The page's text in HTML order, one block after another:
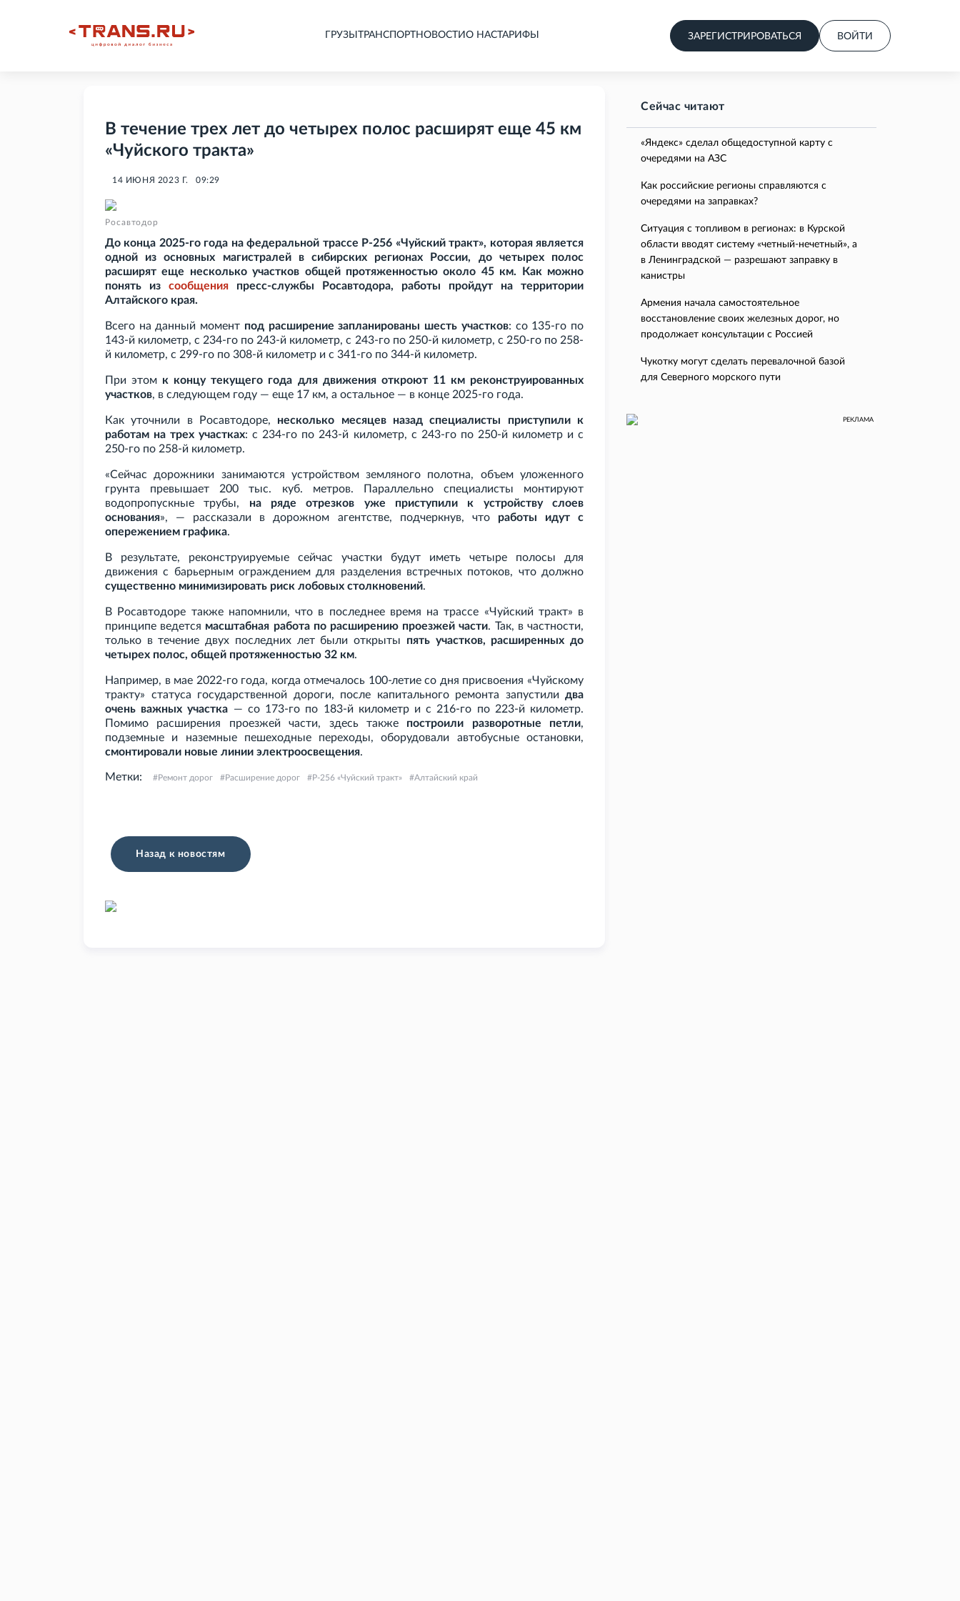
ГРУЗЫ ТРАНСПОРТНОВОСТИ О НАСТАРИФЫ ЗАРЕГИСТРИРОВАТЬСЯ ВОЙТИ
В течение трех лет до четырех полос расширят еще 45 км
«Чуйского тракта»
14 ИЮНЯ 2023 Г. 09:29
Росавтодор
До конца 2025-го года на федеральной трассе Р-256 «Чуйский тракт», которая является
одной из основных магистралей в сибирских регионах России, до четырех полос
расширят еще несколько участков общей протяженностью около 45 км. Как можно
понять из сообщения пресс-службы Росавтодора, работы пройдут на территории
Алтайского края.
Всего на данный момент под расширение запланированы шесть участков: со 135-го по
143-й километр, с 234-го по 243-й километр, с 243-го по 250-й километр, с 250-го по 258-
й километр, с 299-го по 308-й километр и с 341-го по 344-й километр.
При этом к концу текущего года для движения откроют 11 км реконструированных
участков, в следующем году — еще 17 км, а остальное — в конце 2025-го года.
Как уточнили в Росавтодоре, несколько месяцев назад специалисты приступили к
работам на трех участках: с 234-го по 243-й километр, с 243-го по 250-й километр и с
250-го по 258-й километр.
«Сейчас дорожники занимаются устройством земляного полотна, объем уложенного
грунта превышает 200
тыс. куб.
метров. Параллельно специалисты монтируют
водопропускные трубы, на ряде отрезков уже приступили к устройству слоев
основания», — рассказали в дорожном агентстве, подчеркнув, что работы идут с
опережением графика.
В результате, реконструируемые сейчас участки будут иметь четыре полосы для
движения с барьерным ограждением для разделения встречных потоков, что должно
существенно минимизировать риск лобовых столкновений.
В Росавтодоре также напомнили, что в последнее время на трассе «Чуйский тракт» в
принципе ведется масштабная работа по расширению проезжей части. Так, в частности,
только в течение двух последних лет были открыты пять участков, расширенных до
четырех полос, общей протяженностью 32 км.
Например, в мае 2022-го года, когда отмечалось 100-летие со дня присвоения «Чуйскому
тракту» статуса государственной дороги, после капитального ремонта запустили два
очень важных участка — со 173-го по 183-й километр и с 216-го по 223-й километр.
Помимо расширения проезжей части, здесь также построили разворотные петли,
подземные и наземные пешеходные переходы, оборудовали автобусные остановки,
смонтировали новые линии электроосвещения.
Метки: Ремонт дорог Расширение дорог Р-256 «Чуйский тракт» Алтайский край
Назад к новостям
Сейчас читают
«Яндекс» сделал общедоступной карту с
очередями на АЗС
Как российские регионы справляются с
очередями на заправках?
Ситуация с топливом в регионах: в Курской
области вводят систему «четный-нечетный», а
в Ленинградской — разрешают заправку в
канистры
Армения начала самостоятельное
восстановление своих железных дорог, но
продолжает консультации с Россией
Чукотку могут сделать перевалочной базой
для Северного морского пути
РЕКЛАМА